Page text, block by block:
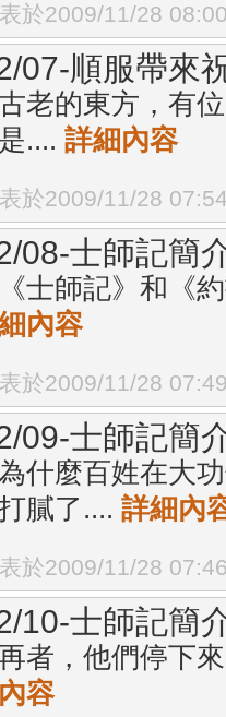
於2009/11/28
07-順服帶來
老的東方，有
是.... 詳細內容
於2009/11/28
08-士師記簡
《士師記》和《
內容
於2009/11/28
09-士師記簡
什麼百姓在大
膩了.... 詳細內
於2009/11/28
10-士師記簡
者，他們停下
內容